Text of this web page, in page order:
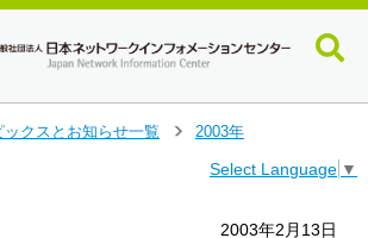
ックスとお知らせ一覧
2003年
Select Language ▼
2003年2月13日